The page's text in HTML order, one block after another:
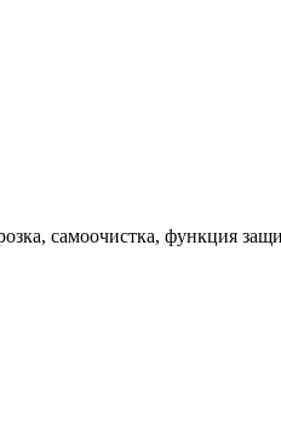
самоочистка, функция